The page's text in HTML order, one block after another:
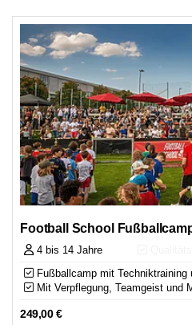
Football School
4 bis 14 Jahre
Fußballcamp mit Techniktraining
Mit Verpflegung, Teamgeist und
249,00€